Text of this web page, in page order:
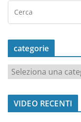
categorie
t
VIDEO RECENTI